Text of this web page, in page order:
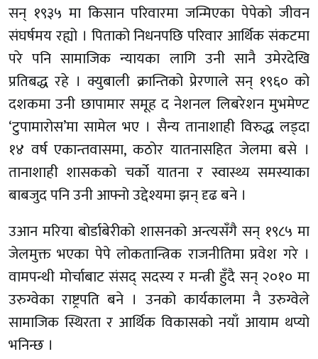
सन् १९३५ मा किसान परिवारमा जन्मिएका पेपेको जीवन
संघर्षमय रह्यो । पिताको निधनपछि परिवार आर्थिक संकटमा
परे पनि सामाजिक न्यायका लागि उनी सानै उमेरदेखि
प्रतिबद्ध रहे । क्युबाली क्रान्तिको प्रेरणाले सन् १९६० को
दशकमा उनी छापामार समूह द नेशनल लिबरेशन मुभमेण्ट
‘टुपामारोस’मा सामेल भए । सैन्य तानाशाही विरुद्ध लड्दा
१४ वर्ष एकान्तवासमा, कठोर यातनासहित जेलमा बसे ।
तानाशाही शासकको चर्को यातना र स्वास्थ्य समस्याका
बाबजुद पनि उनी आफ्नो उद्देश्यमा झन् दृढ बने ।
उआन मरिया बोर्डाबेरीको शासनको अन्त्यसँगै सन् १९८५ मा
जेलमुक्त भएका पेपे लोकतान्त्रिक राजनीतिमा प्रवेश गरे ।
वामपन्थी मोर्चाबाट संसद् सदस्य र मन्त्री हुँदै सन् २०१० मा
उरुग्वेका राष्ट्रपति बने । उनको कार्यकालमा नै उरुग्वेले
सामाजिक स्थिरता र आर्थिक विकासको नयाँ आयाम थप्यो
भनिन्छ ।